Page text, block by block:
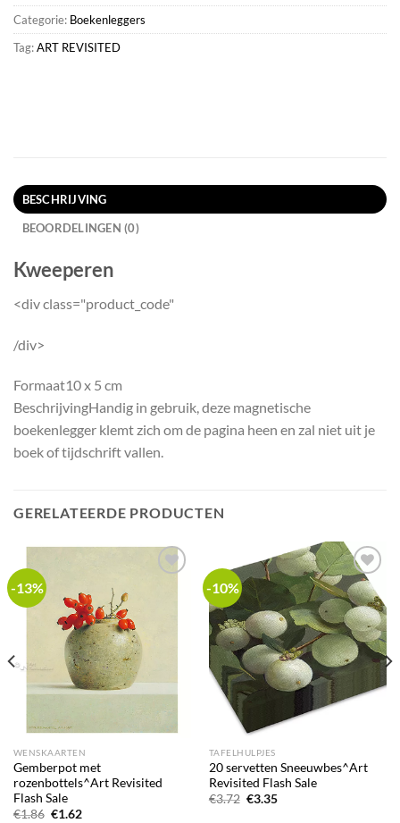
Categorie: Boekenleggers
Tag:ART REVISITED
BESCHRIJVING
BEOORDELINGEN (0)
Kweeperen
<div class="product_code"
/div>
Formaat10 x 5 cm
BeschrijvingHandig in gebruik, deze magnetische
boekenlegger klemt zich om de pagina heen en zal niet uit je
boek of tijdschrift vallen.
GERELATEERDE PRODUCTEN
-13%
WENSKAARTEN
Gemberpot met
rozenbottels^Art Revisited
Flash Sale
€1.86 Oorspronkelijke
€1.62Huidige
-10%
Add to
wishlist
TAFELHULPJES
20 servetten Sneeuwbes^Art
Revisited Flash Sale
€3.72 Oorspronkelijke
€3.35Huidige